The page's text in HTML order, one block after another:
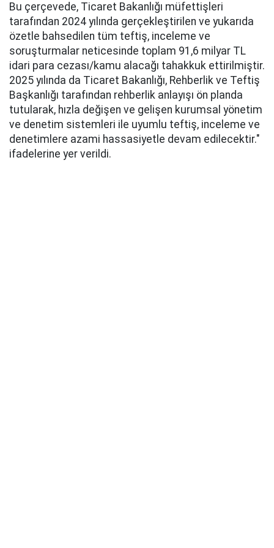
Bu çerçevede, Ticaret Bakanlığı müfettişleri
tarafından 2024 yılında gerçekleştirilen ve yukarıda
özetle bahsedilen tüm teftiş, inceleme ve
soruşturmalar neticesinde toplam 91,6 milyar TL
idari para cezası/kamu alacağı tahakkuk ettirilmiştir.
2025 yılında da Ticaret Bakanlığı, Rehberlik ve Teftiş
Başkanlığı tarafından rehberlik anlayışı ön planda
tutularak, hızla değişen ve gelişen kurumsal yönetim
ve denetim sistemleri ile uyumlu teftiş, inceleme ve
denetimlere azami hassasiyetle devam edilecektir."
ifadelerine yer verildi.